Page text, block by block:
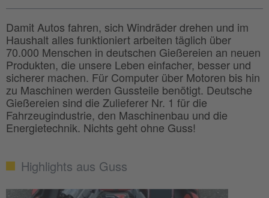
Damit Autos fahren, sich Windräder drehen und im
Haushalt alles funktioniert arbeiten täglich über
70.000 Menschen in deutschen Gießereien an neuen
Produkten, die unsere Leben einfacher, besser und
sicherer machen. Für Computer über Motoren bis hin
zu Maschinen werden Gussteile benötigt. Deutsche
Gießereien sind die Zulieferer Nr. 1 für die
Fahrzeugindustrie, den Maschinenbau und die
Energietechnik. Nichts geht ohne Guss!
Highlights aus Guss